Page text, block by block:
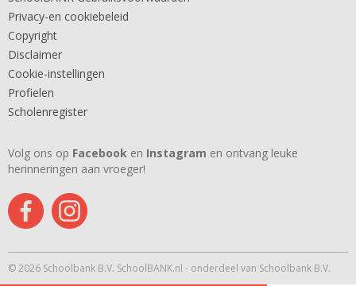
Privacy-en cookiebeleid
Copyright
Disclaimer
Cookie-instellingen
Profielen
Scholenregister
Volg ons op Facebook en Instagram en ontvang leuke
herinneringen aan vroeger!
© 2026 Schoolbank B.V. SchoolBANK.nl - onderdeel van Schoolbank B.V.